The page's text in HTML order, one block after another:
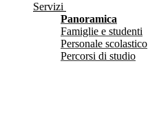
Servizi
Panoramica
Famiglie e studenti
Personale scolastico
Percorsi di studio